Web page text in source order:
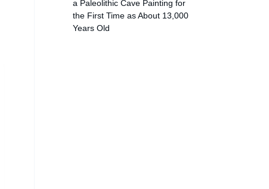
a Paleolithic Cave Painting for
the First Time as About 13,000
Years Old